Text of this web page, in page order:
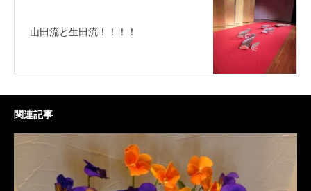
山田流と生田流！！！！
関連記事